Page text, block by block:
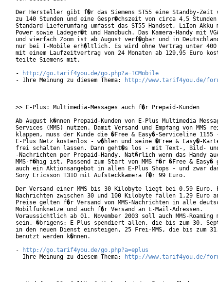
Der Hersteller gibt f�r das Siemens ST55 eine Standby-Zeit
zu 140 Stunden und eine Gespr�chszeit von circa 4,5
Standard-Lieferumfang umfasst das ST55 Handset, LiIon Akku
Power sowie Ladeger�t und Handbuch. Das Kamera-Handy mit
und vierfach Zoom ist ab August verf�gbar und in
nur bei T-Mobile erh�ltlich. Es wird ohne Vertrag unter 400
mit einem Laufzeitvertrag von 24 Monaten ab 129,95 Euro
teilte Siemens mit.
-
http://go.tarif4you.de/go.php?a=ICMobile
- Ihre Meinung zu diesem Thema:
http://www.tarif4you.de/
>> E-Plus: Multimedia-Messages auch f�r Prepaid-Kunden
Ab August k�nnen Prepaid-Kunden von E-Plus Multimedia
Services (MMS) nutzen. Damit Versand und Empfang von MMS
klappen, muss der Kunde die �Free & Easy�-Serviceline 1155
E-Plus Netz kostenlos - w�hlen und seine �Free & Easy�-
frei schalten lassen. Dann geht�s los - mit Text-, Bild- und
-Nachrichten per Prepaid-Handy. Nat�rlich wenn das Handy
MMS-f�hig ist. Passend zum Start von MMS f�r �Free &
auch ein Aktionsangebot in allen E-Plus Shops - und zwar
Sony Ericsson T310 mit Aufsteckkamera f�r 99 Euro.
Der Versand einer MMS bis 30 Kilobyte liegt bei 0,59 Euro.
Nachrichten zwischen 30 und 100 Kilobyte fallen 1,29 Euro
Preise gelten f�r Versand von MMS-Nachrichten in alle
Mobilfunknetze und auch f�r Versand an E-Mail-Adressen.
Voraussichtlich ab 01. November 2003 soll auch MMS-Roaming
sein. �brigens: E-Plus spendiert allen, die bis zum 30.
in den neuen Dienst einsteigen, 25 Frei-MMS, die bis zum
benutzt werden k�nnen.
-
http://go.tarif4you.de/go.php?a=eplus
- Ihre Meinung zu diesem Thema:
http://www.tarif4you.de/